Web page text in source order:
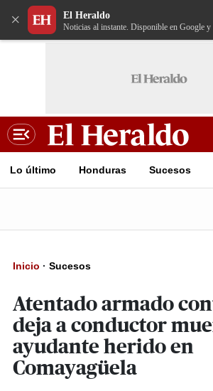
× El Heraldo
Noticias al instante. Disponible en Google y
Lo último Honduras Sucesos
Inicio · Sucesos
Atentado armado
deja a conductor
ayudante herido en
Comayagüela